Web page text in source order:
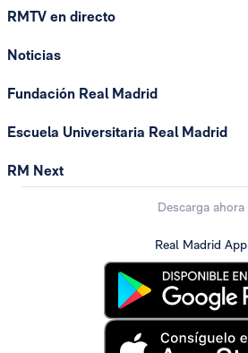
RMTV en directo
Noticias
Fundación Real Madrid
Escuela Universitaria Real Madrid
RM Next
Descarga ahora
Real Madrid App